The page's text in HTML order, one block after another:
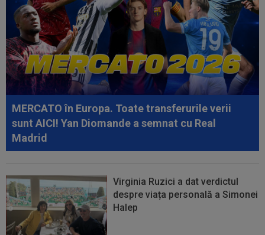
17:33 LIVE VIDEO&SCORE
Chindia - Metaloglobus
2-0, DGS 1. Vlad Bogdan a majorat diferența Erico...
17:29
Dramatic! Ce a făcut KuPS înaintea returului cu
Universitatea Craiova din...
16:57 EXCLUSIV
Promisiunea pe care i-a făcut-o
Ioan Varga lui Marius Șumudică
MERCATO în Europa. Toate transferurile verii
sunt AICI! Yan Diomande a semnat cu Real
Madrid
Virginia Ruzici a dat verdictul
despre viața personală a Simonei
Halep